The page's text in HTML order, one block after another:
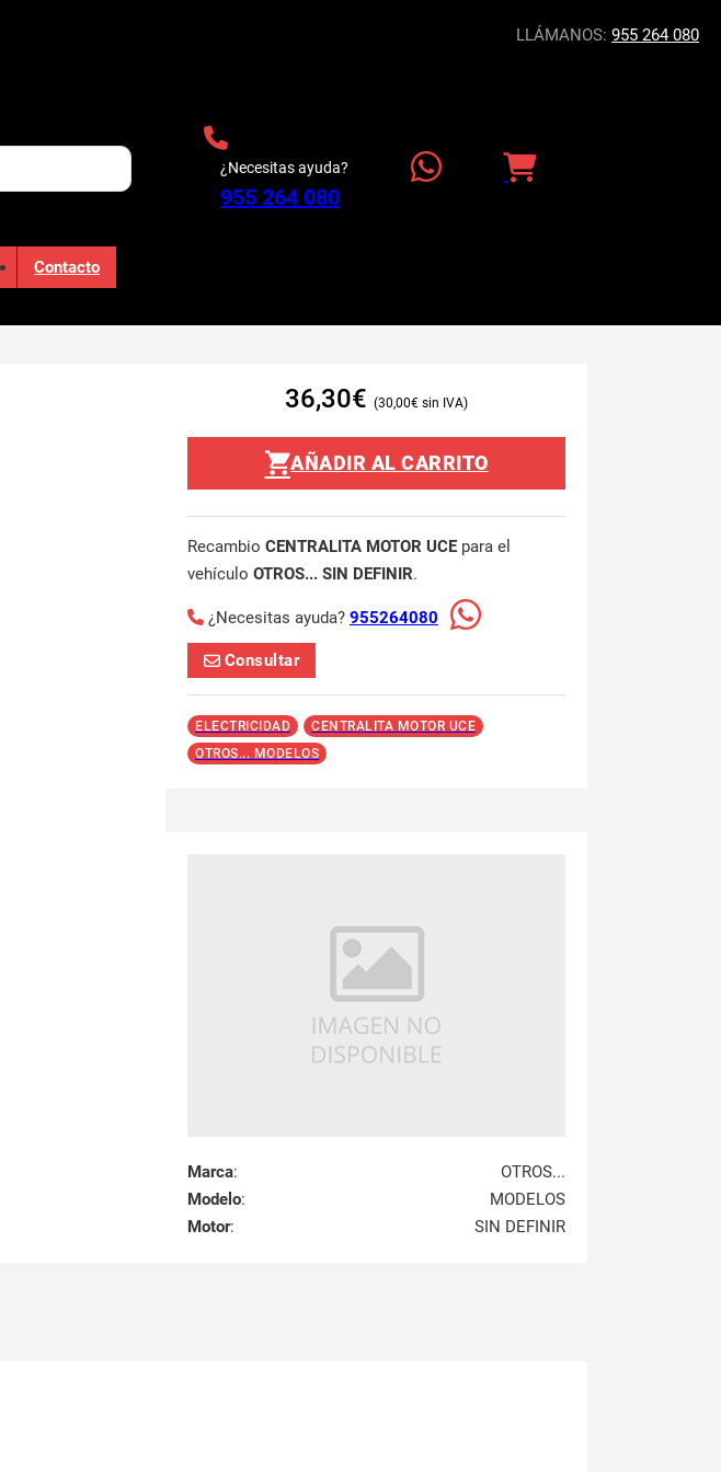
LLÁMANOS: 955 264 080
¿Necesitas ayuda?
955 264 080
Contacto
36,30€ 30,00€
AÑADIR AL CARRITO
Recambio CENTRALITA MOTOR UCE para el
vehículo OTROS... SIN DEFINIR.
¿Necesitas ayuda? 955264080
Consultar
ELECTRICIDAD
CENTRALITA MOTOR UCE
OTROS... MODELOS
Marca:
OTROS...
Modelo:
MODELOS
Motor: SIN DEFINIR